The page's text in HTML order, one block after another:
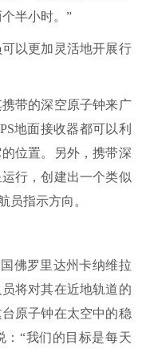
半小时。”
以更加灵活地开展行
带的深空原子钟来广
地面接收器都可以利
位置。另外，携带深
行，创建出一个类似
员指示方向。
佛罗里达州卡纳维拉
将对其在近地轨道的
原子钟在太空中的稳
：“我们的目标是每天